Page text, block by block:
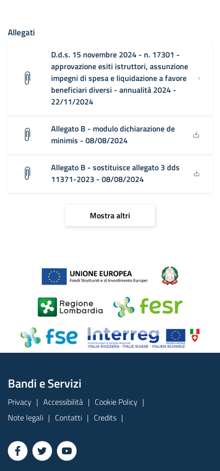
Allegati
D.d.s. 15 novembre 2024 - n. 17301 -
approvazione esiti istruttori, assunzione
impegni di spesa e liquidazione a favore
beneficiari diversi - annualità 2024 -
22/11/2024
Allegato B - modulo dichiarazione de
minimis - 08/08/2024
Allegato B - sostituisce allegato 3 dds
11371-2023 - 08/08/2024
Mostra altri
Bandi e Servizi
Privacy Accessibilità
Cookie Policy
Note legali
Contatti Credits